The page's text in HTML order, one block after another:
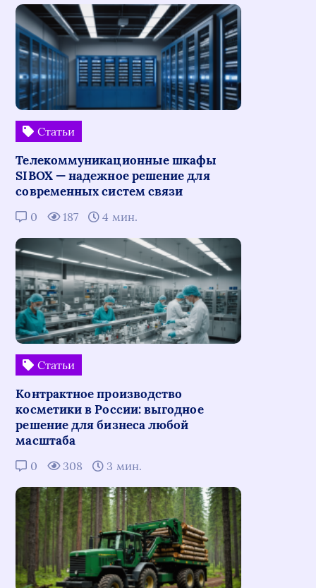
Статьи
Телекоммуникационные шкафы
SIBOX — надежное решение для
современных систем связи
0 187 4 мин.
Статьи
Контрактное производство
косметики в России: выгодное
решение для бизнеса любой
масштаба
0 308 3 мин.